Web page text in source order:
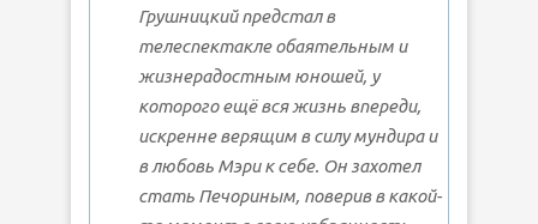
Грушницкий предстал в
телеспектакле обаятельным и
жизнерадостным юношей, у
которого ещё вся жизнь впереди,
искренне верящим в силу мундира и
в любовь Мэри к себе. Он захотел
стать Печориным, поверив в какой-